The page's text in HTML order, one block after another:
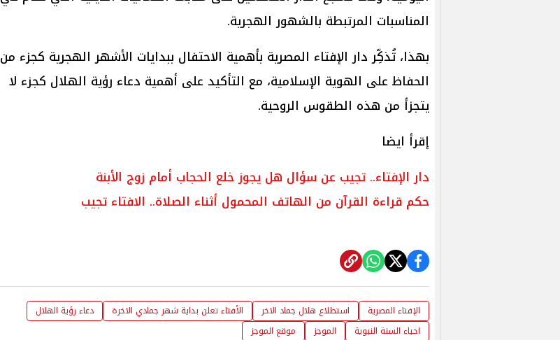
المناسبات المرتبطة بالشهور الهجرية.
بهذا، تُذكِّر دار الإفتاء المصرية بأهمية الاحتفال ببدايات الأشهر الهجرية كجزء من
الحفاظ على الهوية الإسلامية، مع التأكيد على أهمية دعاء رؤية الهلال كجزء لا
يتجزأ من هذه الطقوس الروحية.
إقرأ ايضا
دار الإفتاء.. تجيب عن سؤال هل يجوز خلع الحجاب أمام زوج الأبنة
حكم قراءة القرآن من الهاتف المحمول أثناء الصلاة.. الافتاء تجيب
الإفتاء المصرية استطلاع هلال جماد الاخر الأفتاء تعلن بداية شهر جمادي الاخرة
دعاء رؤية الهلال
احياء السنة النبوية
الموجز موقع الموجز